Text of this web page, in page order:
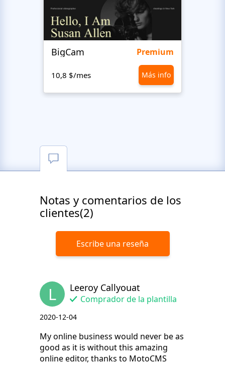
BigCam Premium
10,8 $/mes Más info
Notas y comentarios de los
clientes(2)
Escribe una reseña
L Leeroy Callyouat
Comprador de la plantilla
2020-12-04
My online business would never be as
good as it is without this amazing
online editor, thanks to MotoCMS